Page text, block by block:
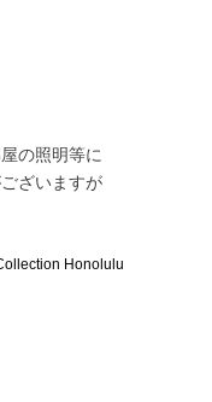
の照明等に
ざいますが
Honolulu